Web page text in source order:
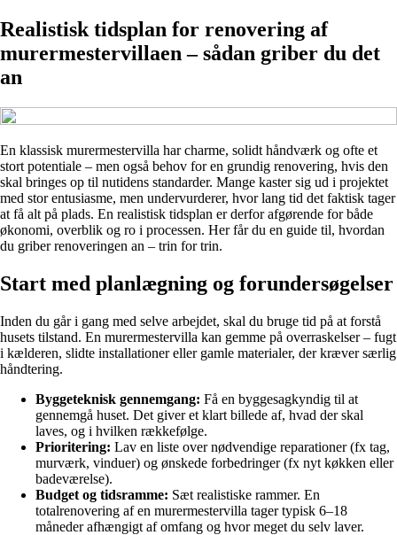
Realistisk tidsplan for renovering af
murermestervillaen – sådan griber du det
an
En klassisk murermestervilla har charme, solidt håndværk og ofte et
stort potentiale – men også behov for en grundig renovering, hvis den
skal bringes op til nutidens standarder. Mange kaster sig ud i projektet
med stor entusiasme, men undervurderer, hvor lang tid det faktisk tager
at få alt på plads. En realistisk tidsplan er derfor afgørende for både
økonomi, overblik og ro i processen. Her får du en guide til, hvordan
du griber renoveringen an – trin for trin.
Start med planlægning og forundersøgelser
Inden du går i gang med selve arbejdet, skal du bruge tid på at forstå
husets tilstand. En murermestervilla kan gemme på overraskelser – fugt
i kælderen, slidte installationer eller gamle materialer, der kræver særlig
håndtering.
Byggeteknisk gennemgang: Få en byggesagkyndig til at
gennemgå huset. Det giver et klart billede af, hvad der skal
laves, og i hvilken rækkefølge.
Prioritering: Lav en liste over nødvendige reparationer (fx tag,
murværk, vinduer) og ønskede forbedringer (fx nyt køkken eller
badeværelse).
Budget og tidsramme: Sæt realistiske rammer. En
totalrenovering af en murermestervilla tager typisk 6–18
måneder afhængigt af omfang og hvor meget du selv laver.